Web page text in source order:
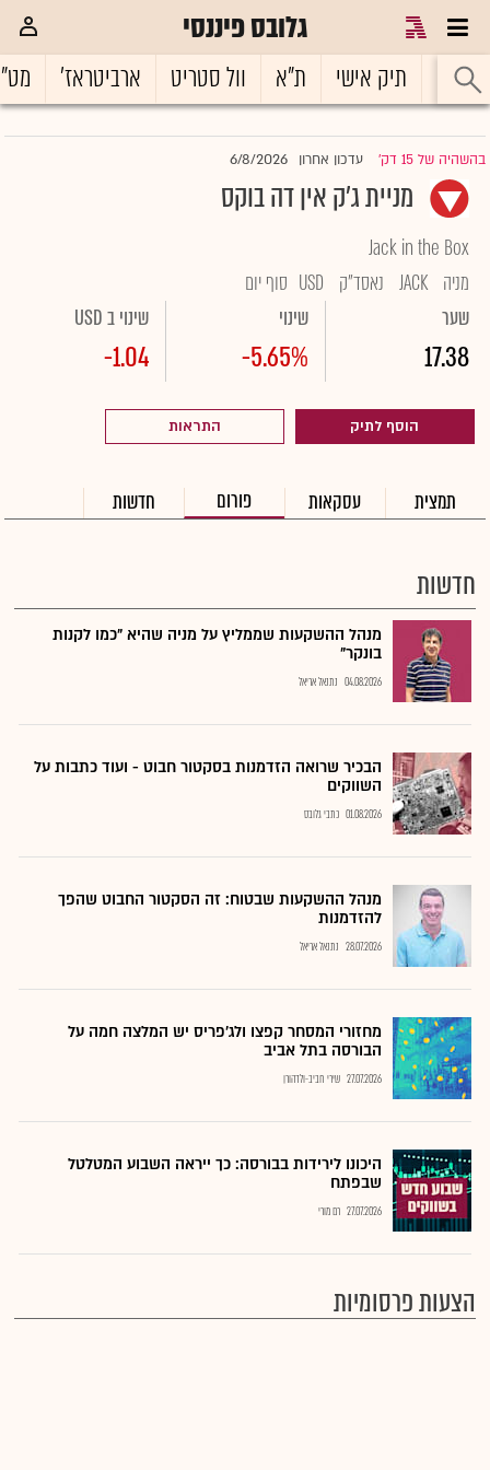
גלובס פיננסי
ראשי תיק אישי ת"א וול סטריט ארביטראז'
בהשהיה של 15 דק' |עדכון אחרון 6/8/2026
מניית ג'ק אין דה בוקס
Jack in the Box
מניה JACK נאסד"ק USD סוף יום
שער
17.38
שינוי
-5.65%
שינוי ב USD
-1.04
הוסף לתיק התראות
תמצית עסקאות פורום חדשות
חדשות
מנהל ההשקעות שממליץ על מניה שהיא "כמו לקנות
בונקר"
04.08.2026 נתנאל אריאל
הבכיר שרואה הזדמנות בסקטור חבוט - ועוד כתבות על
השווקים
01.08.2026 כתבי גלובס
מנהל ההשקעות שבטוח: זה הסקטור החבוט שהפך
להזדמנות
28.07.2026 נתנאל אריאל
מחזורי המסחר קפצו ולג'פריס יש המלצה חמה על
הבורסה בתל אביב
27.07.2026 שירי חביב-ולדהורן
היכונו לירידות בבורסה: כך ייראה השבוע המטלטל
שבפתח
27.07.2026 רם מורי
הצעות פרסומיות